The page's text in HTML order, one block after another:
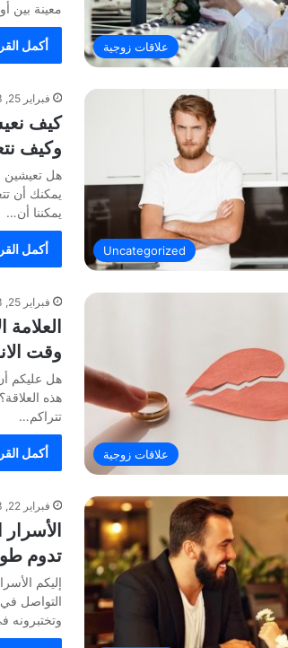
علاقات زوجية
معينة بين
أكمل
Uncategorized
فبراير 25, 2023
كيف
وكيف
هل تعيشين
يمكنك أن
يمكننا أن…
أكمل
علاقات زوجية
فبراير 25, 2023
وقت
هل عليكم
هذه
تتراكم…
أكمل
فبراير 22, 2023
تدوم
إليكم
التواصل في
وتختبرونه